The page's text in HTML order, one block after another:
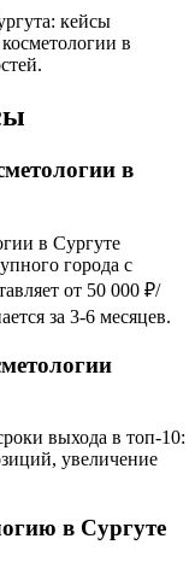
кейсы
в
в
в Сургуте
города с
от 50 000 ₽/
за 3-6 месяцев.
выхода в топ-10:
увеличение
в Сургуте